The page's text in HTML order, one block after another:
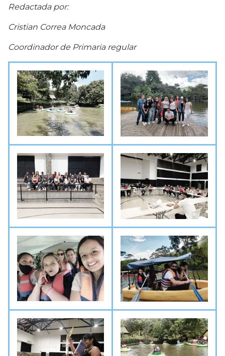
Redactada por:
Cristian Correa Moncada
Coordinador de Primaria regular